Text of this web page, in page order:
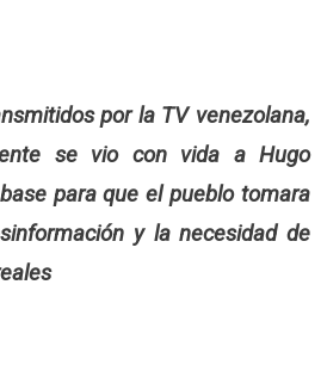
por la TV venezolana,
se vio con vida a Hugo
para que el pueblo tomara
y la necesidad de